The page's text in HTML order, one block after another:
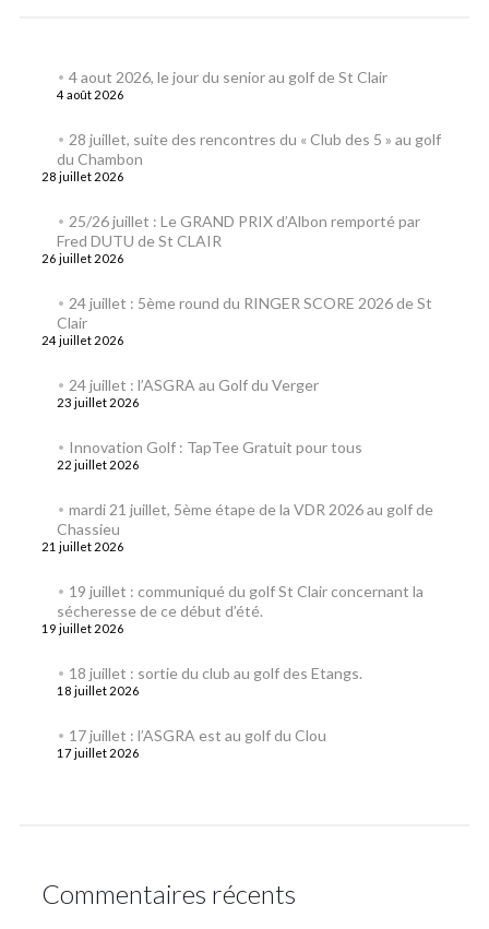
4 aout 2026, le jour du senior au golf de St Clair
4 août 2026
28 juillet, suite des rencontres du « Club des 5 » au golf
du Chambon
28 juillet 2026
25/26 juillet : Le GRAND PRIX d’Albon remporté par
Fred DUTU de St CLAIR
26 juillet 2026
24 juillet : 5ème round du RINGER SCORE 2026 de St
Clair
24 juillet 2026
24 juillet : l’ASGRA au Golf du Verger
23 juillet 2026
Innovation Golf : TapTee Gratuit pour tous
22 juillet 2026
mardi 21 juillet, 5ème étape de la VDR 2026 au golf de
Chassieu
21 juillet 2026
19 juillet : communiqué du golf St Clair concernant la
sécheresse de ce début d’été.
19 juillet 2026
18 juillet : sortie du club au golf des Etangs.
18 juillet 2026
17 juillet : l’ASGRA est au golf du Clou
17 juillet 2026
Commentaires récents